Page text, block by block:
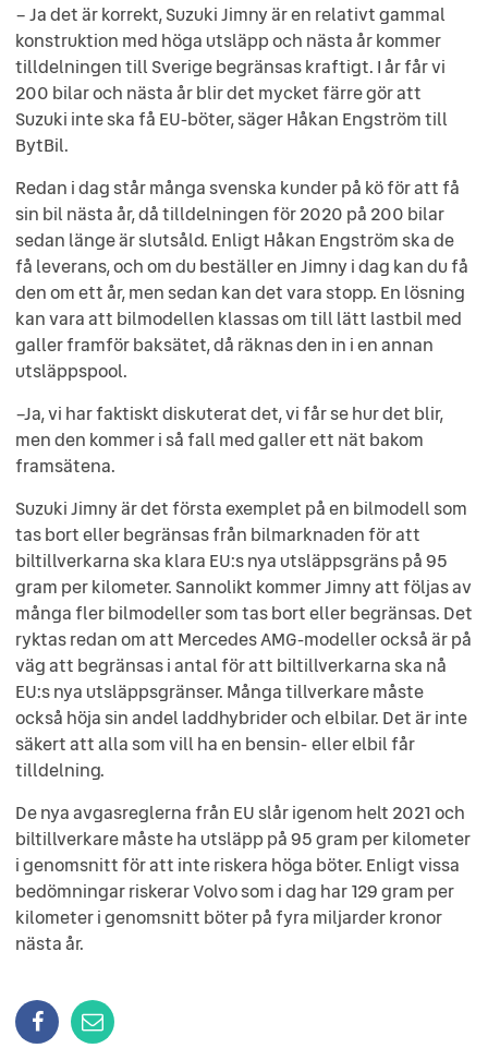
– Ja det är korrekt, Suzuki Jimny är en relativt gammal
konstruktion med höga utsläpp och nästa år kommer
tilldelningen till Sverige begränsas kraftigt. I år får vi
200 bilar och nästa år blir det mycket färre gör att
Suzuki inte ska få EU-böter, säger Håkan Engström till
BytBil.
Redan i dag står många svenska kunder på kö för att få
sin bil nästa år, då tilldelningen för 2020 på 200 bilar
sedan länge är slutsåld. Enligt Håkan Engström ska de
få leverans, och om du beställer en Jimny i dag kan du få
den om ett år, men sedan kan det vara stopp. En lösning
kan vara att bilmodellen klassas om till lätt lastbil med
galler framför baksätet, då räknas den in i en annan
utsläppspool.
–Ja, vi har faktiskt diskuterat det, vi får se hur det blir,
men den kommer i så fall med galler ett nät bakom
framsätena.
Suzuki Jimny är det första exemplet på en bilmodell som
tas bort eller begränsas från bilmarknaden för att
biltillverkarna ska klara EU:s nya utsläppsgräns på 95
gram per kilometer. Sannolikt kommer Jimny att följas av
många fler bilmodeller som tas bort eller begränsas. Det
ryktas redan om att Mercedes AMG-modeller också är på
väg att begränsas i antal för att biltillverkarna ska nå
EU:s nya utsläppsgränser. Många tillverkare måste
också höja sin andel laddhybrider och elbilar. Det är inte
säkert att alla som vill ha en bensin- eller elbil får
tilldelning.
De nya avgasreglerna från EU slår igenom helt 2021 och
biltillverkare måste ha utsläpp på 95 gram per kilometer
i genomsnitt för att inte riskera höga böter. Enligt vissa
bedömningar riskerar Volvo som i dag har 129 gram per
kilometer i genomsnitt böter på fyra miljarder kronor
nästa år.